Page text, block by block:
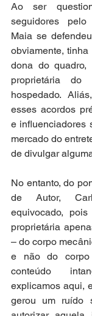
Ao ser
seguidores
Maia se
obviamente,
dona do
proprietária do
hospedado.
esses acordos
e influenciadores
mercado do
de divulgar
No entanto, do
de Autor,
equivocado,
proprietária
– do corpo
e não do
conteúdo
explicamos aqui,
gerou um ruído